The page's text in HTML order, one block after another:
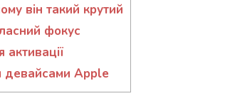
він такий крутий
фокус
активації
девайсами Apple